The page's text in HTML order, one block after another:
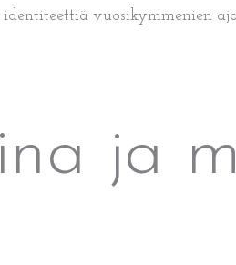
vuosikymmenien
ja